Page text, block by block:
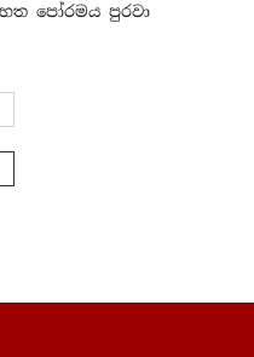
පෝරමය පුරවා